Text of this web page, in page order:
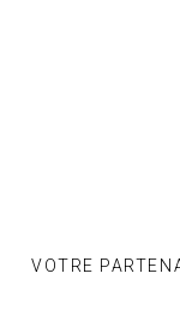
VOTRE